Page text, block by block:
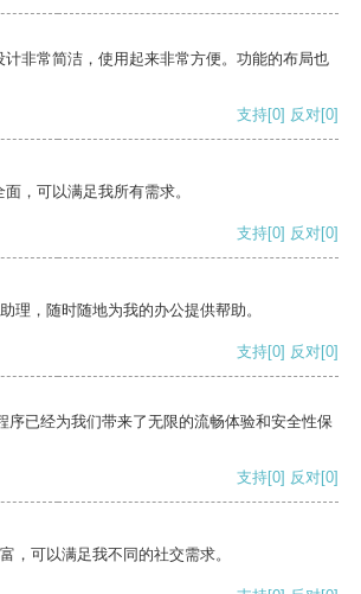
非常简洁，使用起来非常方便。功能的布局也
支持[0] 反对[0]
，可以满足我所有需求。
支持[0] 反对[0]
理，随时随地为我的办公提供帮助。
支持[0] 反对[0]
序已经为我们带来了无限的流畅体验和安全性保
支持[0] 反对[0]
，可以满足我不同的社交需求。